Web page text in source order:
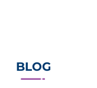
BLOG